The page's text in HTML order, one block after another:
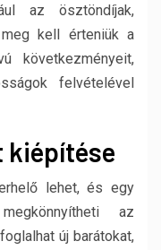
az ösztöndíjak,
kell érteniük a
következményeit,
felvételével
kiépítése
lehet, és egy
az
új barátokat,